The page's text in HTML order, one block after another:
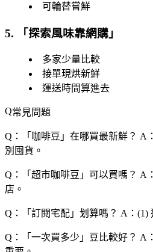
可輪替嘗鮮
5. 「探索風味靠網購 」
多家少量比較
接單現烘新鮮
運送時間算進去
常見問題
Q：「 咖啡豆 」在哪買最新鮮？ A
別囤貨。
Q：「 超市咖啡豆 」可以買嗎？ A
店。
Q：「 訂閱宅配 」划算嗎？ A：(1)
Q：「 一次買多少 」豆比較好？ A